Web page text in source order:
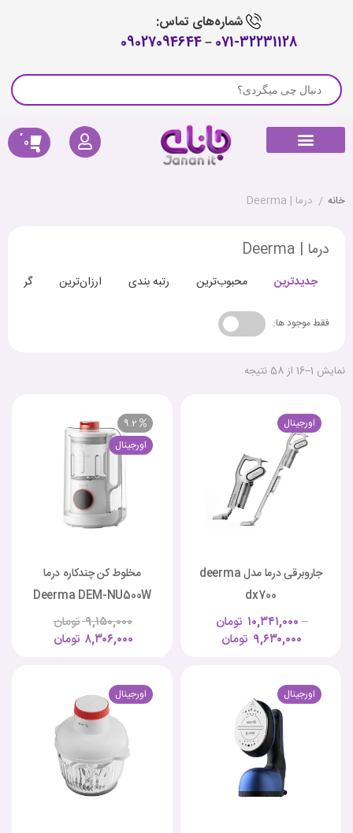
شماره‌های تماس:
071-32231128
–
09027094644
0
خانه / درما | Deerma
درما | Deerma
جدیدترین محبوب‌ترین رتبه بندی ارزان‌ترین
فقط موجود ها:
نمایش 1–16 از 58 نتیجه
اورجینال
جاروبرقی درما مدل deerma
dx700
تومان ۱۰,۳۴۱,۰۰۰ –
تومان ۹,۶۳۰,۰۰۰
9.2
اورجینال
مخلوط کن چندکاره درما
Deerma DEM-NU500W
تومان۹,۱۵۰,۰۰۰
تومان ۸,۳۰۶,۰۰۰
اورجینال اورجینال